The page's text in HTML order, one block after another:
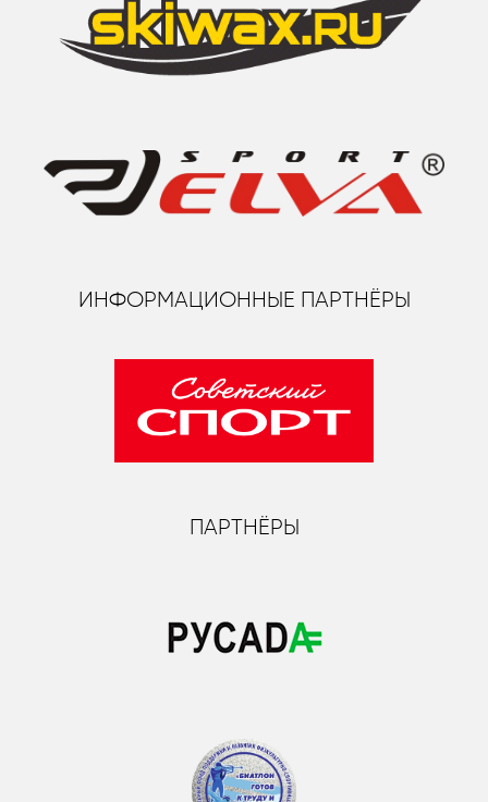
ИНФОРМАЦИОННЫЕ ПАРТНЁРЫ
ПАРТНЁРЫ